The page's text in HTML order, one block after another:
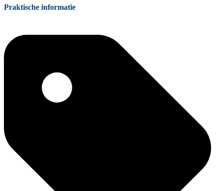
Praktische informatie